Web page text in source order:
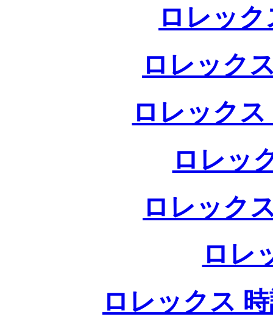
ロレッ
ロレック
ロレック
ロレッ
ロレック
ロレ
ロレックス